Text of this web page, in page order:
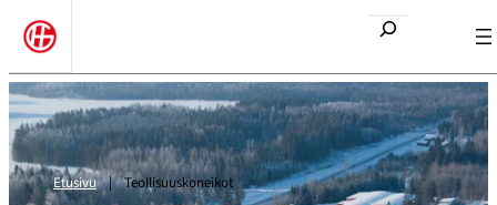
Etusivu | Teollisuuskoneikot